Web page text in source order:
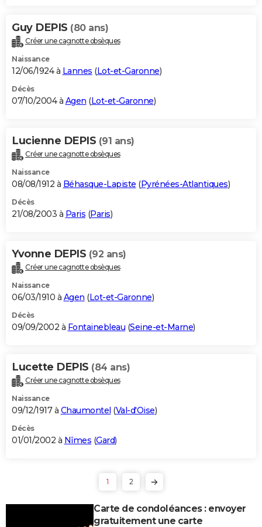
Guy DEPIS (80 ans)
Créer une cagnotte obsèques
Naissance
12/06/1924 à Lannes (Lot-et-Garonne)
Décès
07/10/2004 à Agen (Lot-et-Garonne)
Lucienne DEPIS (91 ans)
Créer une cagnotte obsèques
Naissance
08/08/1912 à Béhasque-Lapiste (Pyrénées-Atlantiques)
Décès
21/08/2003 à Paris (Paris)
Yvonne DEPIS (92 ans)
Créer une cagnotte obsèques
Naissance
06/03/1910 à Agen (Lot-et-Garonne)
Décès
09/09/2002 à Fontainebleau (Seine-et-Marne)
Lucette DEPIS (84 ans)
Créer une cagnotte obsèques
Naissance
09/12/1917 à Chaumontel (Val-d'Oise)
Décès
01/01/2002 à Nîmes (Gard)
1 2
Carte de condoléances : envoyer
gratuitement une carte